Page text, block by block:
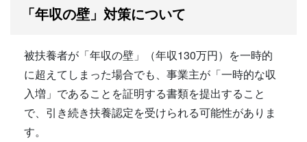
「年収の壁」対策について
被扶養者が「年収の壁」（年収130万円）を一時的
に超えてしまった場合でも、事業主が「一時的な収
入増」であることを証明する書類を提出すること
で、引き続き扶養認定を受けられる可能性がありま
す。